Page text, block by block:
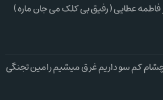
فاطمه عطایی ( رفیق بی کلک می جان ماره )
چشام کم سو داریم غرق میشیم رامین تجنگی